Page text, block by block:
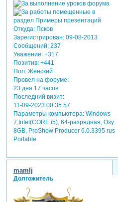
Откуда:Псков
Зарегистрирован: 09-08-2013
Сообщений:237
Уважение: +317
Позитив: +441
Пол:Женский
Провел на форуме:
23 дня 17 часов
Последний визит:
11-09-2023 00:35:57
Параметры компьютера:Windows
7,Intel(CORE i5), 64-разрядная, Озу
8GB, ProShow Producer 6.0.3395 rus
Portable
mamlj
Долгожитель